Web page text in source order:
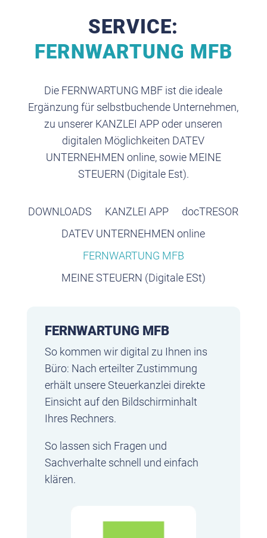
SERVICE:
FERNWARTUNG MFB
Die FERNWARTUNG MBF ist die ideale
Ergänzung für selbstbuchende Unternehmen,
zu unserer KANZLEI APP oder unseren
digitalen Möglichkeiten DATEV
UNTERNEHMEN online, sowie MEINE
STEUERN (Digitale Est).
DOWNLOADS KANZLEI APP
docTRESOR
DATEV UNTERNEHMEN online
FERNWARTUNG MFB
MEINE STEUERN (Digitale ESt)
FERNWARTUNG MFB
So kommen wir digital zu Ihnen ins
Büro: Nach erteilter Zustimmung
erhält unsere Steuerkanzlei direkte
Einsicht auf den Bildschirminhalt
Ihres Rechners.
So lassen sich Fragen und
Sachverhalte schnell und einfach
klären.